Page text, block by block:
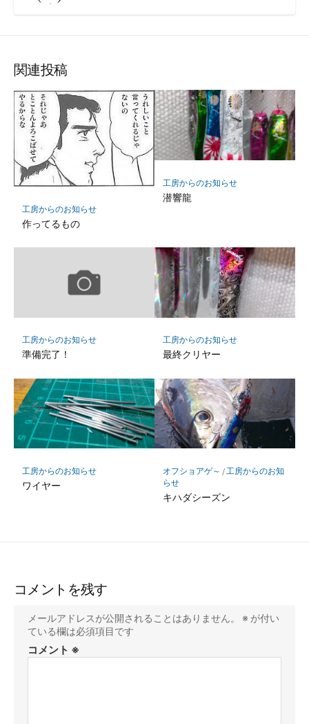
関連投稿
工房からのお知らせ
作ってるもの
工房からのお知らせ
潜響龍
工房からのお知らせ
準備完了！
工房からのお知らせ
最終クリヤー
工房からのお知らせ
ワイヤー
オフショアゲ～ / 工房からのお知
らせ
キハダシーズン
コメントを残す
メールアドレスが公開されることはありません。 ※ が付い
ている欄は必須項目です
コメント ※